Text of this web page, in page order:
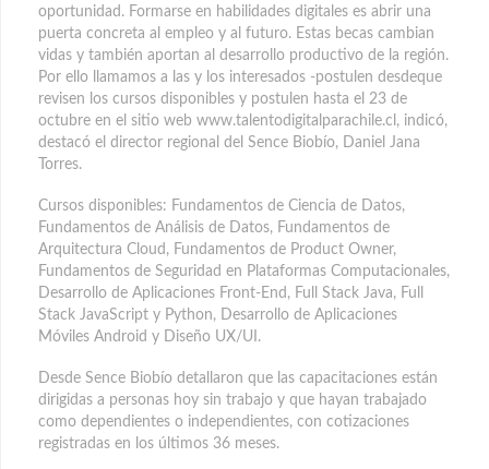
oportunidad. Formarse en habilidades digitales es abrir una
puerta concreta al empleo y al futuro. Estas becas cambian
vidas y también aportan al desarrollo productivo de la región.
Por ello llamamos a las y los interesados -postulen desdeque
revisen los cursos disponibles y postulen hasta el 23 de
octubre en el sitio web www.talentodigitalparachile.cl, indicó,
destacó el director regional del Sence Biobío, Daniel Jana
Torres.
Cursos disponibles: Fundamentos de Ciencia de Datos,
Fundamentos de Análisis de Datos, Fundamentos de
Arquitectura Cloud, Fundamentos de Product Owner,
Fundamentos de Seguridad en Plataformas Computacionales,
Desarrollo de Aplicaciones Front-End, Full Stack Java, Full
Stack JavaScript y Python, Desarrollo de Aplicaciones
Móviles Android y Diseño UX/UI.
Desde Sence Biobío detallaron que las capacitaciones están
dirigidas a personas hoy sin trabajo y que hayan trabajado
como dependientes o independientes, con cotizaciones
registradas en los últimos 36 meses.